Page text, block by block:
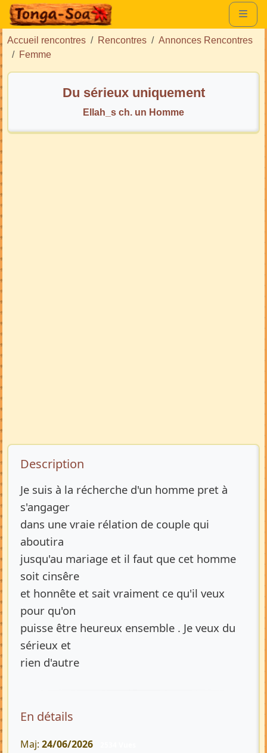
Accueil rencontres Rencontres
Annonces Rencontres
Femme
Du sérieux uniquement
Ellah_s ch. un Homme
Description de l’annonce
Description
Je suis à la récherche d'un homme pret à
s'angager
dans une vraie rélation de couple qui
aboutira
jusqu'au mariage et il faut que cet homme
soit cinsêre
et honnête et sait vraiment ce qu'il veux
pour qu'on
puisse être heureux ensemble . Je veux du
sérieux et
rien d'autre
En détails
Maj: 24/06/2026